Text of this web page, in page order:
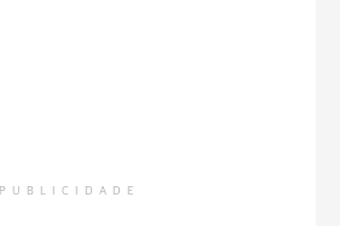
PUBLICIDADE